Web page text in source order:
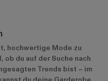
hochwertige Mode zu
ob du auf der Suche nach
Trends bist – im